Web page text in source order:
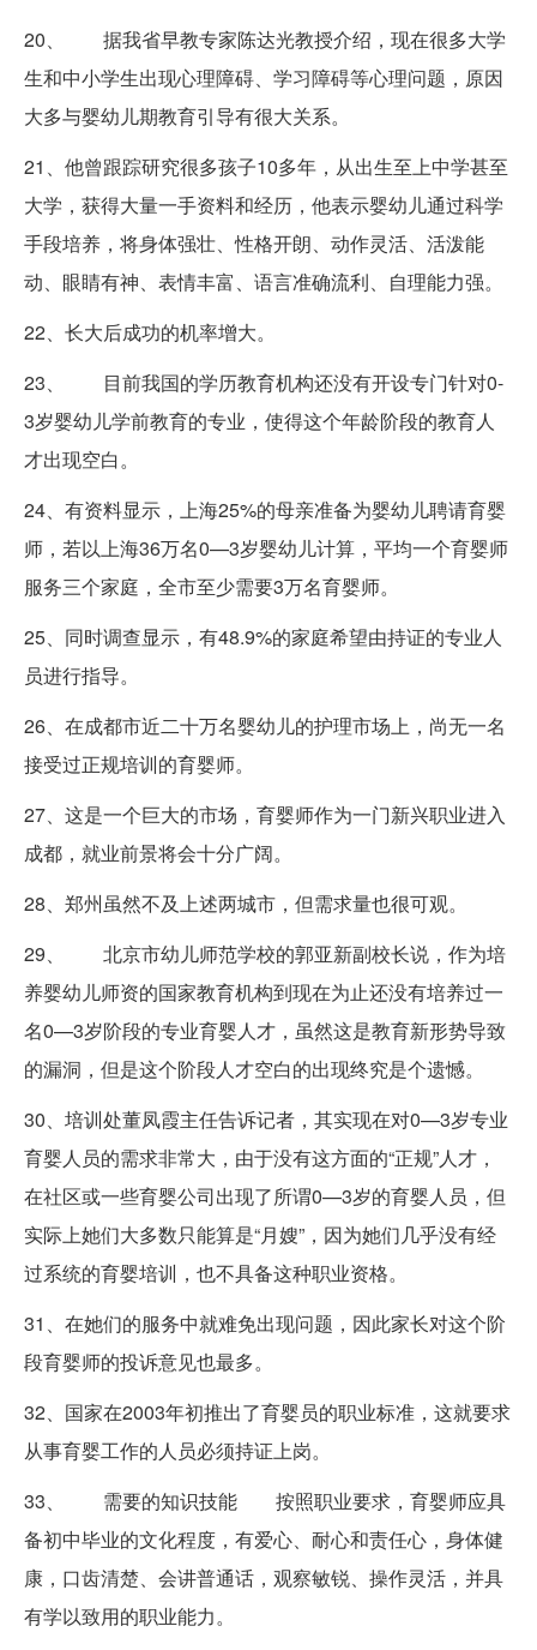
20、 据我省早教专家陈达光教授介绍，现在很多大学
生和中小学生出现心理障碍、学习障碍等心理问题，原因
大多与婴幼儿期教育引导有很大关系。
21、他曾跟踪研究很多孩子10多年，从出生至上中学甚至
大学，获得大量一手资料和经历，他表示婴幼儿通过科学
手段培养，将身体强壮、性格开朗、动作灵活、活泼能
动、眼睛有神、表情丰富、语言准确流利、自理能力强。
22、长大后成功的机率增大。
23、 目前我国的学历教育机构还没有开设专门针对0-
3岁婴幼儿学前教育的专业，使得这个年龄阶段的教育人
才出现空白。
24、有资料显示，上海25%的母亲准备为婴幼儿聘请育婴
师，若以上海36万名0—3岁婴幼儿计算，平均一个育婴师
服务三个家庭，全市至少需要3万名育婴师。
25、同时调查显示，有48.9%的家庭希望由持证的专业人
员进行指导。
26、在成都市近二十万名婴幼儿的护理市场上，尚无一名
接受过正规培训的育婴师。
27、这是一个巨大的市场，育婴师作为一门新兴职业进入
成都，就业前景将会十分广阔。
28、郑州虽然不及上述两城市，但需求量也很可观。
29、 北京市幼儿师范学校的郭亚新副校长说，作为培
养婴幼儿师资的国家教育机构到现在为止还没有培养过一
名0—3岁阶段的专业育婴人才，虽然这是教育新形势导致
的漏洞，但是这个阶段人才空白的出现终究是个遗憾。
30、培训处董凤霞主任告诉记者，其实现在对0—3岁专业
育婴人员的需求非常大，由于没有这方面的“正规”人才，
在社区或一些育婴公司出现了所谓0—3岁的育婴人员，但
实际上她们大多数只能算是“月嫂”，因为她们几乎没有经
过系统的育婴培训，也不具备这种职业资格。
31、在她们的服务中就难免出现问题，因此家长对这个阶
段育婴师的投诉意见也最多。
32、国家在2003年初推出了育婴员的职业标准，这就要求
从事育婴工作的人员必须持证上岗。
33、 需要的知识技能 按照职业要求，育婴师应具
备初中毕业的文化程度，有爱心、耐心和责任心，身体健
康，口齿清楚、会讲普通话，观察敏锐、操作灵活，并具
有学以致用的职业能力。